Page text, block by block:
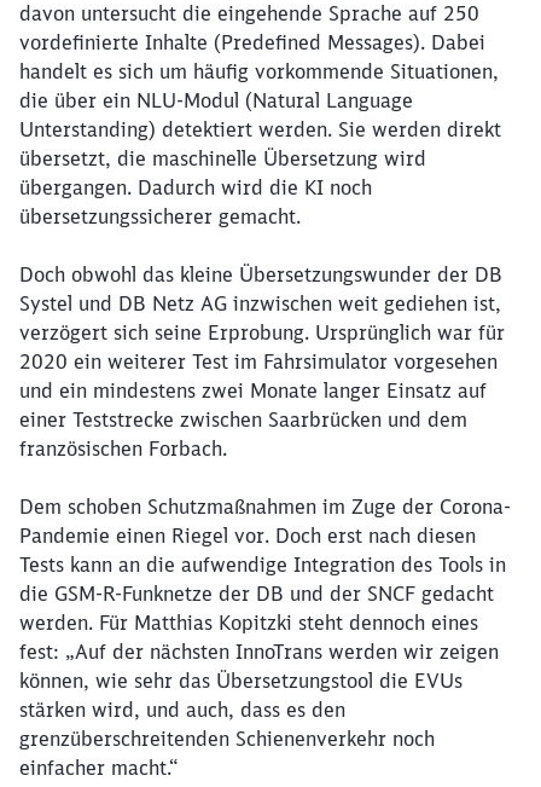
davon untersucht die eingehende Sprache auf 250
vordefinierte Inhalte (Predefined Messages). Dabei
handelt es sich um häufig vorkommende Situationen,
die über ein NLU-Modul (Natural Language
Unterstanding) detektiert werden. Sie werden direkt
übersetzt, die maschinelle Übersetzung wird
übergangen. Dadurch wird die KI noch
übersetzungssicherer gemacht.
Doch obwohl das kleine Übersetzungswunder der DB
Systel und DB Netz AG inzwischen weit gediehen ist,
verzögert sich seine Erprobung. Ursprünglich war für
2020 ein weiterer Test im Fahrsimulator vorgesehen
und ein mindestens zwei Monate langer Einsatz auf
einer Teststrecke zwischen Saarbrücken und dem
französischen Forbach.
Dem schoben Schutzmaßnahmen im Zuge der Corona-
Pandemie einen Riegel vor. Doch erst nach diesen
Tests kann an die aufwendige Integration des Tools in
die GSM-R-Funknetze der DB und der SNCF gedacht
werden. Für Matthias Kopitzki steht dennoch eines
fest: „Auf der nächsten InnoTrans werden wir zeigen
können, wie sehr das Übersetzungstool die EVUs
stärken wird, und auch, dass es den
grenzüberschreitenden Schienenverkehr noch
einfacher macht.“